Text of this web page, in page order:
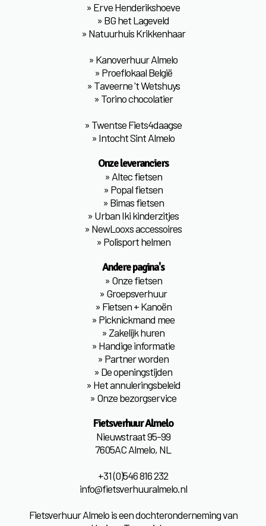
» Erve Henderikshoeve
» BG het Lageveld
» Natuurhuis Krikkenhaar
» Kanoverhuur Almelo
» Proeflokaal België
» Taveerne 't Wetshuys
» Torino chocolatier
» Twentse Fiets4daagse
» Intocht Sint Almelo
Onze leveranciers
» Altec fietsen
» Popal fietsen
» Bimas fietsen
» Urban Iki kinderzitjes
» NewLooxs accessoires
» Polisport helmen
Andere pagina's
» Onze fietsen
» Groepsverhuur
» Fietsen + Kanoën
» Picknickmand mee
» Zakelijk huren
» Handige informatie
» Partner worden
» De openingstijden
» Het annuleringsbeleid
» Onze bezorgservice
Fietsverhuur Almelo
Nieuwstraat 95-99
7605AC Almelo, NL
+31 (0)546 816 232
info@fietsverhuuralmelo.nl
Fietsverhuur Almelo is een dochteronderneming van